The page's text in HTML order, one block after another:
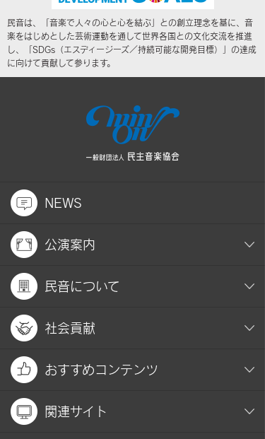
民音は、「音楽で人々の心と心を結ぶ」との創立理念を基に、音
楽をはじめとした芸術運動を通して世界各国との文化交流を推進
し、「SDGs（エスディージーズ／持続可能な開発目標）」の達成
に向けて貢献して参ります。
NEWS
公演案内
民音について
社会貢献
おすすめコンテンツ
関連サイト